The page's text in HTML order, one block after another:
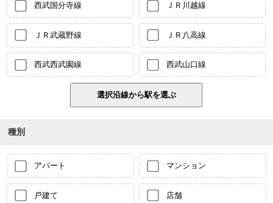
西武国分寺線 ＪＲ川越線
ＪＲ武蔵野線 ＪＲ八高線
西武西武園線 西武山口線
種別
アパート マンション
戸建て 店舗